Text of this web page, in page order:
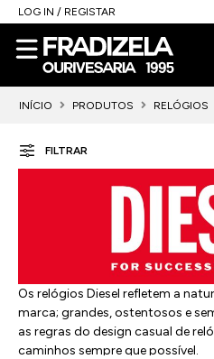
LOG IN / REGISTAR
INÍCIO PRODUTOS RELÓGIOS
FILTRAR
Os relógios Diesel refletem a
marca; grandes, ostentosos e
as regras do design casual de
caminhos sempre que possível.